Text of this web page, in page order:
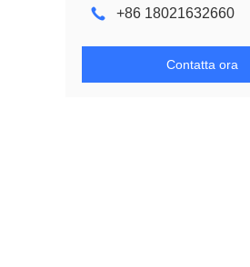
+86 18021632660
Contatta ora